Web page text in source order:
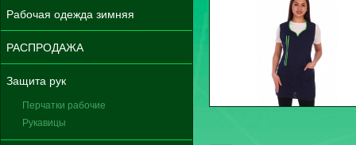
Рабочая одежда зимняя
РАСПРОДАЖА
Защита рук
Перчатки рабочие
Рукавицы